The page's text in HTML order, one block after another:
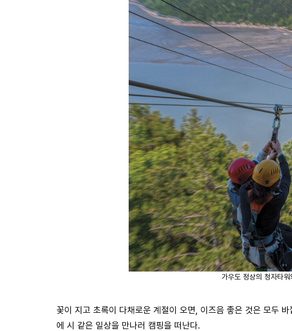
가우도 정상의 청자타
꽃이 지고 초록이 다채로운 계절이 오면, 이즈음 좋은 것은 모두
에 시 같은 일상을 만나러 캠핑을 떠난다.